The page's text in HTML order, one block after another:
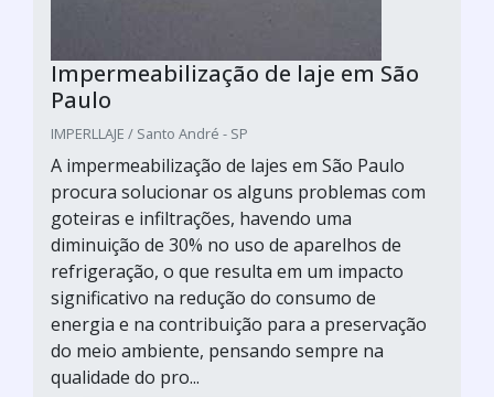
Impermeabilização de laje em São
Paulo
IMPERLLAJE / Santo André - SP
A impermeabilização de lajes em São Paulo
procura solucionar os alguns problemas com
goteiras e infiltrações, havendo uma
diminuição de 30% no uso de aparelhos de
refrigeração, o que resulta em um impacto
significativo na redução do consumo de
energia e na contribuição para a preservação
do meio ambiente, pensando sempre na
qualidade do pro...